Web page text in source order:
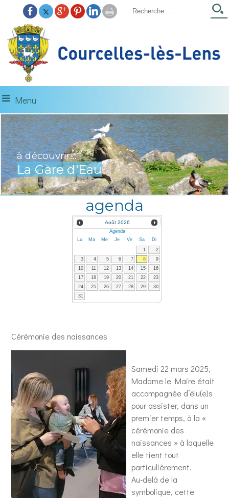
Menu
à découvrir...
La Gare d'Eau
agenda
Août 2026
Agenda
Lu
Ma Me Je Ve Sa
Di
1
2
3
4 5 6 7 8
9
10
11 12 13 14 15
16
17
18 19 20 21 22
23
24
25 26 27 28 29
30
31
Cérémonie des naissances
Samedi 22 mars 2025,
Madame le Maire était
accompagnée d’élu(e)s
pour assister, dans un
premier temps, à la «
cérémonie des
naissances » à laquelle
elle tient tout
particulièrement.
Au-delà de la
symbolique, cette